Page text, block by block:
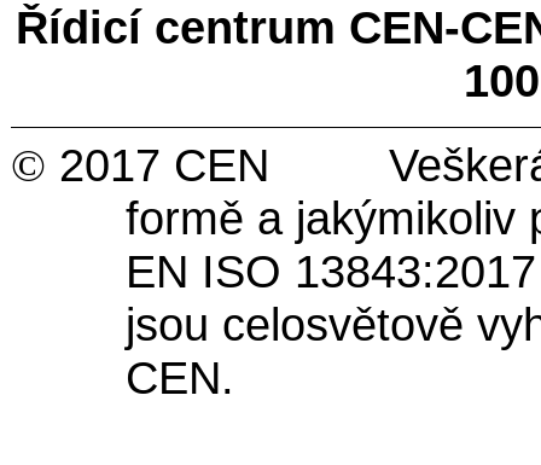
Řídicí centrum CEN-
© 2017 CEN Veškerá
formě a
EN ISO
jsou celosvětově
CEN.